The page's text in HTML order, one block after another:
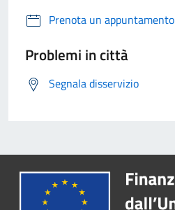
Prenota un appuntamento
Problemi in città
Segnala disservizio